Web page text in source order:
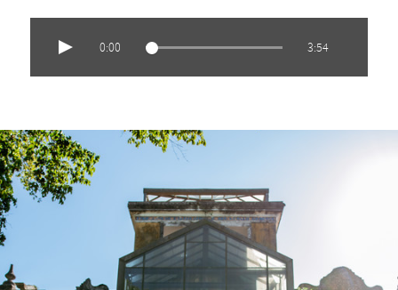
0:00 3:54